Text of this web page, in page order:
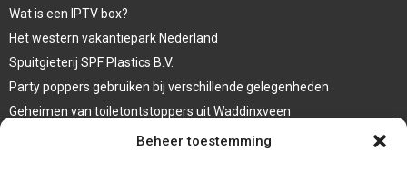
Beheer toestemming
Wat is een IPTV box?
Het western vakantiepark Nederland
Spuitgieterij SPF Plastics B.V.
Party poppers gebruiken bij verschillende gelegenheden
Geheimen van toiletontstoppers uit Waddinxveen
Vormen van terrasaankleding